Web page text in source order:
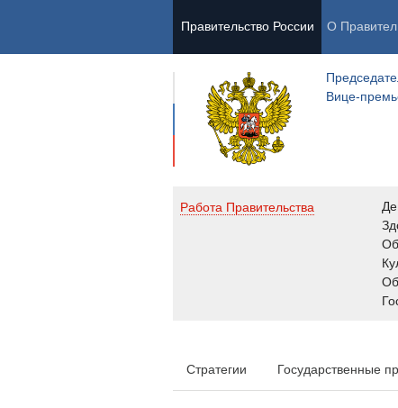
Правительство России О
Вице-
Работа Правительства
Стратегии Государственные